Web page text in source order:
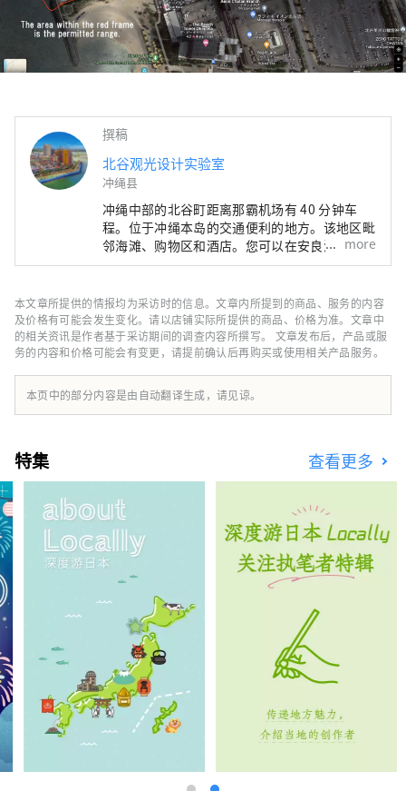
撰稿
北谷观光设计实验室
冲绳县
冲绳中部的北谷町距离那霸机场有 40 分钟车
程。位于冲绳本岛的交通便利的地方。该地区毗
邻海滩、购物区和酒店。您可以在安良波海滩和
宫城海岸享受海上运动。 Depot Island 地区到
您在逗留期间不会感到无聊。另外，海边长廊木
板路上设有可以免费休息的桌椅，可以无障碍地
看日落，可以慢慢欣赏日落。这里不仅可以品尝
到冲绳美食，还可以品尝到美国、意大利、墨西
哥、法国、日本料理。
more
本文章所提供的情报均为采访时的信息。文章内所提到的商品、服务的内容
及价格有可能会发生变化。请以店铺实际所提供的商品、价格为准。文章中
的相关资讯是作者基于采访期间的调查内容所撰写。 文章发布后，产品或服
务的内容和价格可能会有变更，请提前确认后再购买或使用相关产品服务。
本页中的部分内容是由自动翻译生成，请见谅。
特集 查看更多